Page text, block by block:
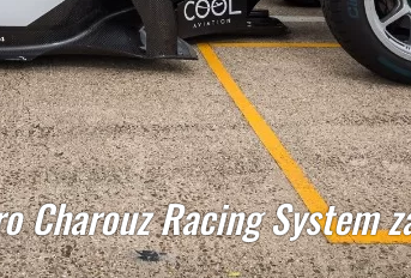
Charouz Racing System